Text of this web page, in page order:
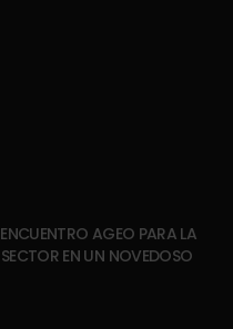
AGEO PARA LA
EN UN NOVEDOSO